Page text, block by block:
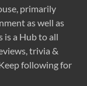
primarily
as well as
is a Hub to all
trivia &
following for